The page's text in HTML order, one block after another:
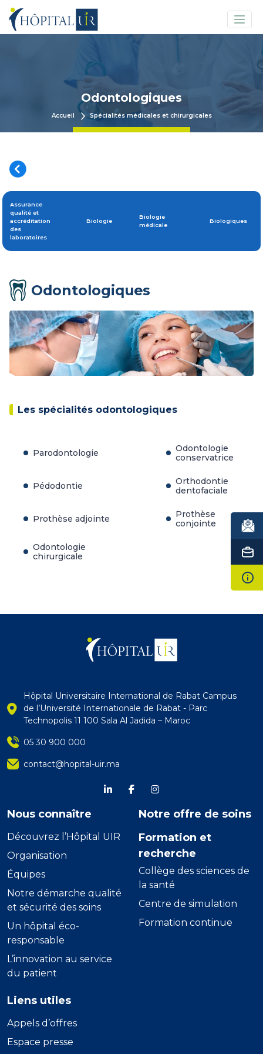
Odontologiques
Accueil Spécialités médicales et chirurgicales
Assurance
qualité et
accréditation
des
laboratoires
Biologie
Biologie
médicale
Biologiques
Odontologiques
Les spécialités odontologiques
Parodontologie
Odontologie
conservatrice
Pédodontie
Orthodontie
dentofaciale
Prothèse adjointe
Prothèse
conjointe
Odontologie
chirurgicale
Hôpital Universitaire International de Rabat Campus
de l’Université Internationale de Rabat - Parc
Technopolis 11 100 Sala Al Jadida – Maroc
05 30 900 000
contact@hopital-uir.ma
linkdeinFacebookInstagram
Nous connaître
Découvrez l’Hôpital UIR
Organisation
Équipes
Notre démarche qualité
et sécurité des soins
Un hôpital éco-
responsable
L’innovation au service
du patient
Notre offre de soins
Formation et
recherche
Collège des sciences de
la santé
Centre de simulation
Formation continue
Liens utiles
Appels d’offres
Espace presse